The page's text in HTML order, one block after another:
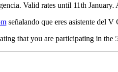
Valid rates until 11th
señalando que eres asistente del
that you are participating in the